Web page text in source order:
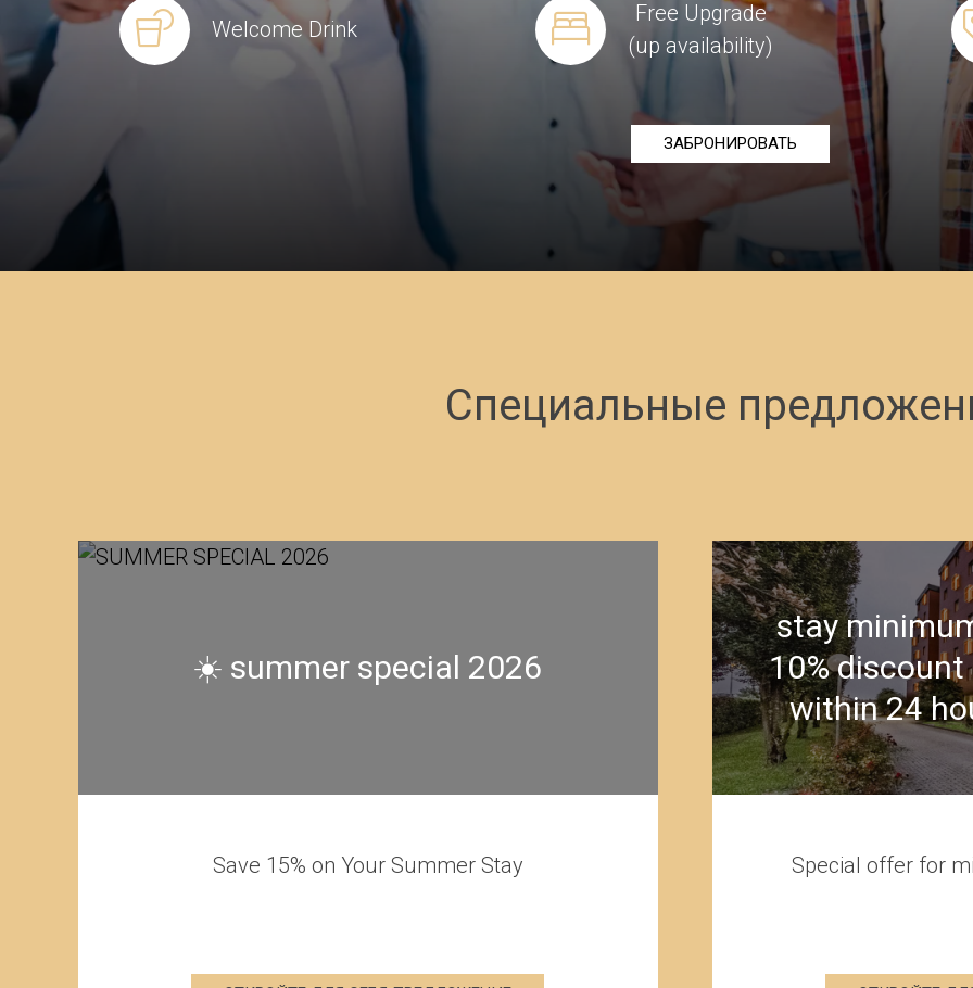
Welcome Drink
Free Upgrade
(up availability)
ЗАБРОНИРОВАТЬ
Специальные
10% discount - free cancellation
Special offer for minimum stays of 3 nights.
park,
Offer specially